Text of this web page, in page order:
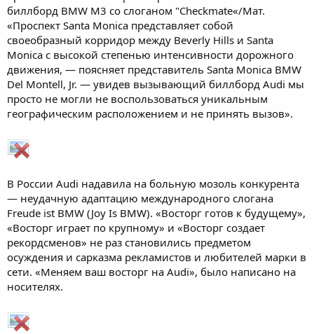
биллборд BMW M3 со слоганом "Checkmate«/Мат.
«Проспект Santa Monica представляет собой
своеобразный корридор между Beverly Hills и Santa
Monica с высокой степенью интенсивности дорожного
движения, — поясняет представитель Santa Monica BMW
Del Montell, Jr. — увидев вызывающий биллборд Audi мы
просто не могли не воспользоваться уникальным
географическим расположением и не принять вызов».
В России Audi надавила на больную мозоль конкурента
— неудачную адаптацию международного слогана
Freude ist BMW (Joy Is BMW). «Восторг готов к будущему»,
«Восторг играет по крупному» и «Восторг создает
рекордсменов» не раз становились предметом
осуждения и сарказма рекламистов и любителей марки в
сети. «Меняем ваш восторг на Audi», было написано на
носителях.